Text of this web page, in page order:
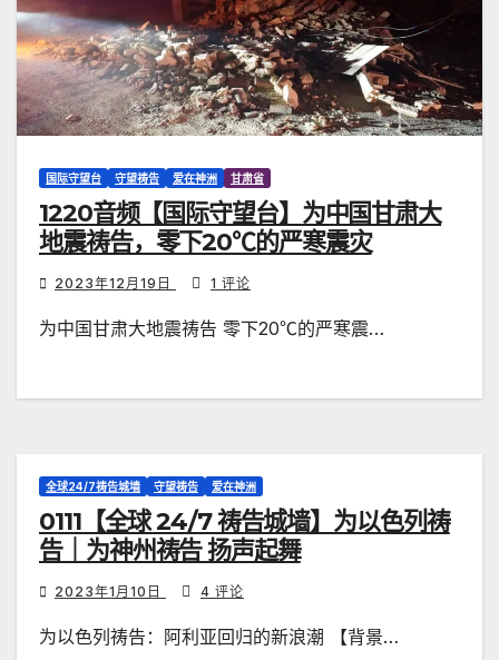
国际守望台 守望祷告 爱在神洲 甘肃省
1220音频【国际守望台】为中国甘肃大
地震祷告，零下20℃的严寒震灾
2023年12月19日 1 评论
为中国甘肃大地震祷告 零下20℃的严寒震…
全球24/7祷告城墙 守望祷告 爱在神洲
0111【全球 24/7 祷告城墙】为以色列祷
告｜为神州祷告 扬声起舞
2023年1月10日 4 评论
为以色列祷告：阿利亚回归的新浪潮 【背景…